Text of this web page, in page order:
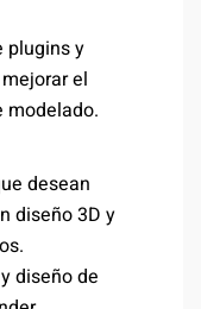
plugins y
el
modelado.
desean
diseño 3D y
diseño de